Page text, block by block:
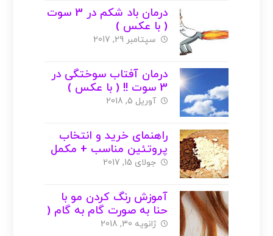
درمان باد شکم در 3 سوت
( با عکس )
سپتامبر 29, 2017
درمان آفتاب سوختگی در
3 سوت !! ( با عکس )
آوریل 5, 2018
راهنمای خرید و انتخاب
پروتئین مناسب + مکمل
بانوان ( با عکس )
جولای 15, 2017
آموزش رنگ کردن مو با
حنا به صورت گام به گام (
با عکس )
ژانویه 30, 2018